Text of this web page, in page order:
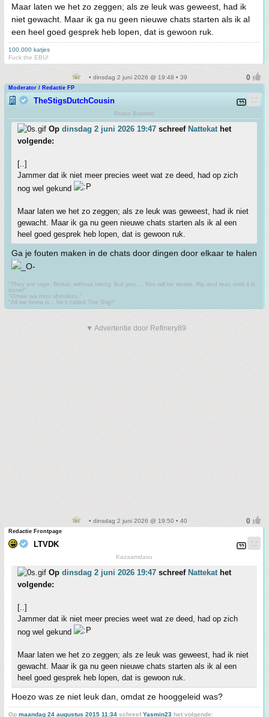
Maar laten we het zo zeggen; als ze leuk was geweest, had ik
niet gewacht. Maar ik ga nu geen nieuwe chats starten als ik al
een heel goed gesprek heb lopen, dat is gewoon ruk.
100.000 katjes
Fuck the EBU!
• dinsdag 2 juni 2026 @ 19:48 • 39
Moderator / Redactie FP
TheStigsDutchCousin
Brabo Bastard
Op dinsdag 2 juni 2026 19:47 schreef Nattekathet
volgende:
[..]
Jammer dat ik niet meer precies weet wat ze deed, had op zich
nog wel gekund
Maar laten we het zo zeggen; als ze leuk was geweest, had ik niet
gewacht. Maar ik ga nu geen nieuwe chats starten als ik al een
heel goed gesprek heb lopen, dat is gewoon ruk.
Ga je fouten maken in de chats door dingen door elkaar te halen
"They are rage. Brutal, without mercy. But you.... You will be worse. Rip and tear, until it is
done!"
"Omae wa mou shindeiru."
"All we know is... he's called The Stig!"
▼ Advertentie door Refinery89
• dinsdag 2 juni 2026 @ 19:50 • 40
Redactie Frontpage
LTVDK
Kazaamdavu
Op dinsdag 2 juni 2026 19:47 schreef Nattekathet
volgende:
[..]
Jammer dat ik niet meer precies weet wat ze deed, had op zich
nog wel gekund
Maar laten we het zo zeggen; als ze leuk was geweest, had ik niet
gewacht. Maar ik ga nu geen nieuwe chats starten als ik al een
heel goed gesprek heb lopen, dat is gewoon ruk.
Hoezo was ze niet leuk dan, omdat ze hooggeleid was?
Op maandag 24 augustus 2015 11:34 schreefYasmin23 het volgende: